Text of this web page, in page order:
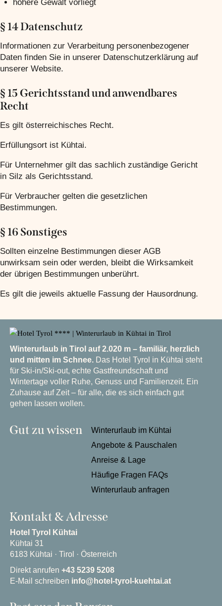
höhere Gewalt vorliegt
§ 14 Datenschutz
Informationen zur Verarbeitung personenbezogener
Daten finden Sie in unserer Datenschutzerklärung auf
unserer Website.
§ 15 Gerichtsstand und anwendbares
Recht
Es gilt österreichisches Recht.
Erfüllungsort ist Kühtai.
Für Unternehmer gilt das sachlich zuständige Gericht
in Silz als Gerichtsstand.
Für Verbraucher gelten die gesetzlichen
Bestimmungen.
§ 16 Sonstiges
Sollten einzelne Bestimmungen dieser AGB
unwirksam sein oder werden, bleibt die Wirksamkeit
der übrigen Bestimmungen unberührt.
Es gilt die jeweils aktuelle Fassung der Hausordnung.
Winterurlaub in Tirol auf 2.020 m – familiär, herzlich
und mitten im Schnee. Das Hotel Tyrol in Kühtai steht
für Ski-in/Ski-out, echte Gastfreundschaft und
Wintertage voller Ruhe, Genuss und Familienzeit. Ein
Zuhause auf Zeit – für alle, die es sich einfach gut
gehen lassen wollen.
Gut zu wissen
Winterurlaub im Kühtai
Angebote & Pauschalen
Anreise & Lage
Häufige Fragen FAQs
Winterurlaub anfragen
Kontakt & Adresse
Hotel Tyrol Kühtai
Kühtai 31
6183 Kühtai · Tirol · Österreich
Direkt anrufen +43 5239 5208
E-Mail schreiben info@hotel-tyrol-kuehtai.at